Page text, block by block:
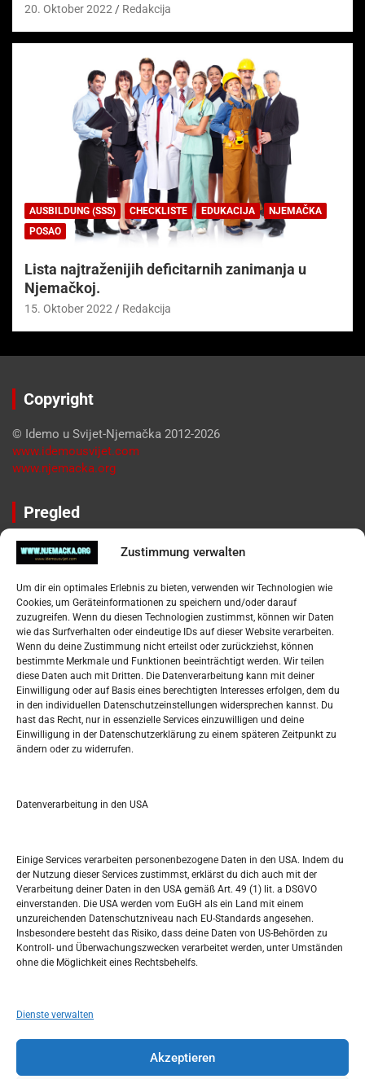
Zustimmung verwalten
Um dir ein optimales Erlebnis zu bieten, verwenden wir Technologien wie
Cookies, um Geräteinformationen zu speichern und/oder darauf
zuzugreifen. Wenn du diesen Technologien zustimmst, können wir Daten
wie das Surfverhalten oder eindeutige IDs auf dieser Website verarbeiten.
Wenn du deine Zustimmung nicht erteilst oder zurückziehst, können
bestimmte Merkmale und Funktionen beeinträchtigt werden. Wir teilen
diese Daten auch mit Dritten. Die Datenverarbeitung kann mit deiner
Einwilligung oder auf Basis eines berechtigten Interesses erfolgen, dem du
in den individuellen Datenschutzeinstellungen widersprechen kannst. Du
hast das Recht, nur in essenzielle Services einzuwilligen und deine
Einwilligung in der Datenschutzerklärung zu einem späteren Zeitpunkt zu
ändern oder zu widerrufen.
Datenverarbeitung in den USA
Einige Services verarbeiten personenbezogene Daten in den USA. Indem du
der Nutzung dieser Services zustimmst, erklärst du dich auch mit der
Verarbeitung deiner Daten in den USA gemäß Art. 49 (1) lit. a DSGVO
einverstanden. Die USA werden vom EuGH als ein Land mit einem
unzureichenden Datenschutzniveau nach EU-Standards angesehen.
Insbesondere besteht das Risiko, dass deine Daten von US-Behörden zu
Kontroll- und Überwachungszwecken verarbeitet werden, unter Umständen
ohne die Möglichkeit eines Rechtsbehelfs.
Dienste verwalten
Akzeptieren
20. Oktober 2022 Redakcija
AUSBILDUNG (SSS) CHECKLISTE EDUKACIJA
NJEMAČKA
POSAO
Lista najtraženijih deficitarnih zanimanja u
Njemačkoj.
15. Oktober 2022 Redakcija
Copyright
© Idemo u Svijet-Njemačka 2012-2026
www.idemousvijet.com
www.njemacka.org
Pregled
Impressum
Datenschutzerklärung
Widerufsbelehrung
Oglašavanje / Postavite svoj oglas
Tko je “Idemo u Svijet – Njemačka?
Pretražite stranicu:
S
e
a
h
M D M D F S S
2 3 4 5 6 7
9 10 11 12 13 14 15
23 24
30
« Okt. Dez. »